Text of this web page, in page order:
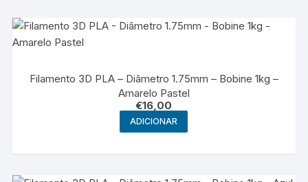
Filamento 3D PLA – Diâmetro 1.75mm – Bobine 1kg –
Amarelo Pastel
€16,00
ADICIONAR